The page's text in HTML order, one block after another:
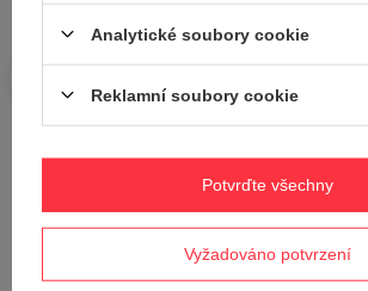
Váš e-mail
Potřebujete pomoc? Máte otázky?
Analytické soubory cookie
Reklamní soubory cookie
Vyžadováno potvrzení
Potvrďte všechny